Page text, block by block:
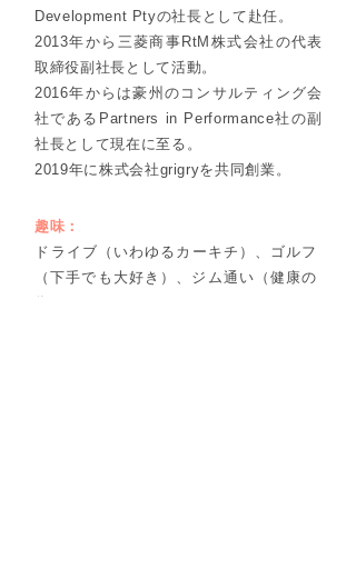
Development Ptyの社長として赴任。
2013年から三菱商事RtM株式会社の代表
取締役副社長として活動。
2016年からは豪州のコンサルティング会
社であるPartners in Performance社の副
社長として現在に至る。
​2019年に株式会社grigryを共同創業。
趣味：
​ドライブ（いわゆるカーキチ）、ゴルフ
（下手でも大好き）、ジム通い（健康の